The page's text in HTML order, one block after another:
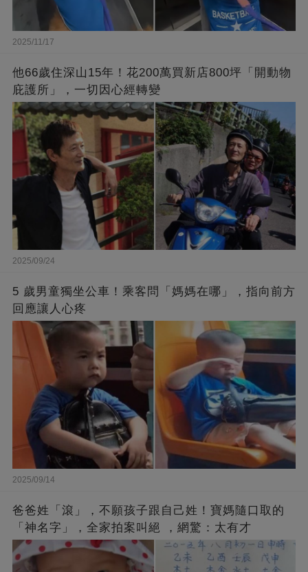
2025/11/17
他66歲住深山15年！花200萬買新店800坪「開動物
庇護所」，一切因心經轉變
2025/09/24
5 歲男童獨坐公車！乘客問「媽媽在哪」，指向前方
回應讓人心疼
2025/09/14
爸爸姓「滾」，不願孩子跟自己姓！寶媽隨口取的
「神名字」，全家拍案叫絕 ，網驚：太有才